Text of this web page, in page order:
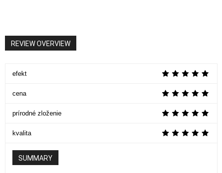
REVIEW OVERVIEW
efekt
cena
prírodné zloženie
kvalita
SUMMARY